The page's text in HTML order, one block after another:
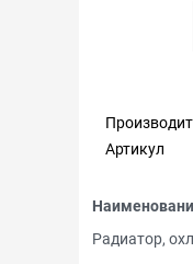
Артикул
Радиатор,